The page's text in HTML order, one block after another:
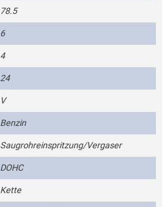
78.5
6
4
24
V
Benzin
Saugrohreinspritzung/Vergaser
DOHC
Kette